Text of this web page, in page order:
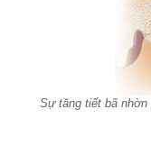
Sự tăng tiết bã nhờn